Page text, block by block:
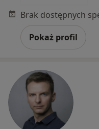
Pokaż profil